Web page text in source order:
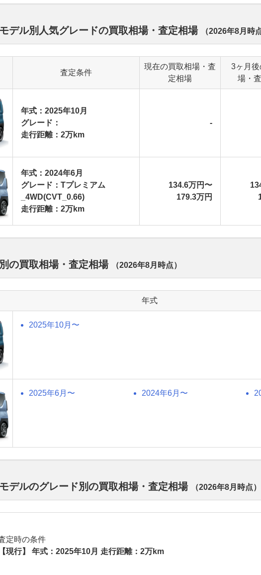
デル別人気グレードの買取相場・査定相場 （2026年8月 時
査定条件
現在の買取相場・査
定相場
3ヶ月
場・
年式：2025年10月
グレード：
走行距離：2万km
-
年式：2024年6月
グレード：Tプレミアム
_4WD(CVT_0.66)
走行距離：2万km
134.6万円〜
179.3万円
の買取相場・査定相場 （2026年8月 時点）
年式
2025年10月〜
2025年6月〜 2024年6月〜
デルのグレード別の買取相場・査定相場 （2026年8月 時点）
定時の条件
【現行】 年式：2025年10月 走行距離：2万km